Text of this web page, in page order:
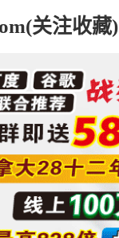
关注收藏)